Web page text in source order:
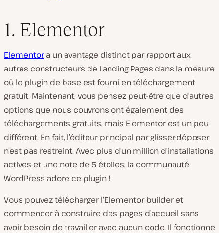
1. Elementor
Elementora un avantage distinct par rapport aux
autres constructeurs de Landing Pages dans la mesure
où le plugin de base est fourni en téléchargement
gratuit. Maintenant, vous pensez peut-être que d’autres
options que nous couvrons ont également des
téléchargements gratuits, mais Elementor est un peu
différent. En fait, l’éditeur principal par glisser-déposer
n’est pas restreint. Avec plus d’un million d’installations
actives et une note de 5 étoiles, la communauté
WordPress adore ce plugin !
Vous pouvez télécharger l’Elementor builder et
commencer à construire des pages d’accueil sans
avoir besoin de travailler avec aucun code. Il fonctionne